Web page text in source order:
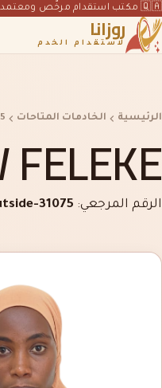
🇶🇦 مكتب استقدام مرخّص ومعتمد لخدمة جميع مناطق قطر
روزانا
لاستقدام الخدم
الرئيسية الخادمات المتاحات
الرقم المرجعي: 31075